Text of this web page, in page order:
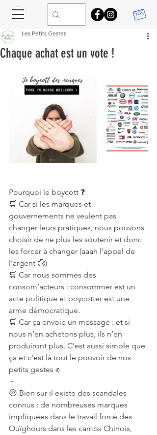
Chaque achat est un vote !
Les Petits Gestes
Pourquoi le boycott ❓
🛒 Car si les marques et
gouvernements ne veulent pas
changer leurs pratiques, nous pouvons
choisir de ne plus les soutenir et donc
les forcer à changer (aaah l’appel de
l’argent 🤑)
🛒 Car nous sommes des
consom’acteurs : consommer est un
acte politique et boycotter est une
arme démocratique.
🛒 Car ça envoie un message : et si
nous n’en achetons plus, ils n’en
produiront plus. C’est aussi simple que
ça et c’est là tout le pouvoir de nos
petits gestes ✊
~
😒 Bien sur il existe des scandales
connus : de nombreuses marques
impliquées dans le travail forcé des
Ouïghours dans les camps Chinois,